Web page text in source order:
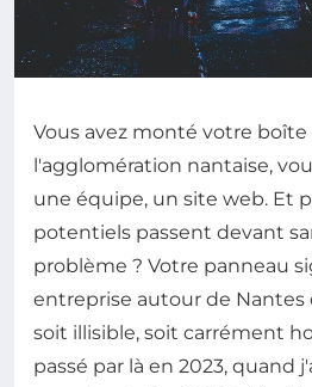
Vous avez monté votre boîte
l'agglomération nantaise,
une équipe, un site web. Et
potentiels passent devant
problème ? Votre panneau
entreprise autour de Nantes
soit illisible, soit carrément
passé par là en 2023, quand